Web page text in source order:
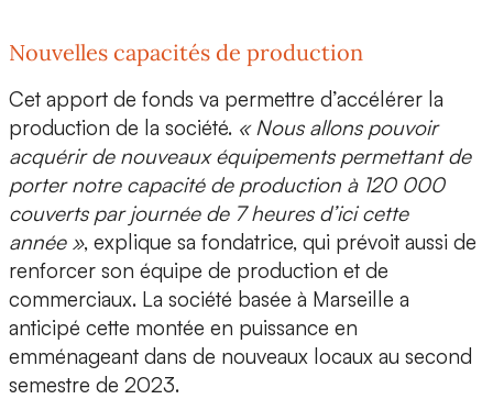
Nouvelles capacités de production
Cet apport de fonds va permettre d’accélérer la
production de la société. « Nous allons pouvoir
acquérir de nouveaux équipements permettant de
porter notre capacité de production à 120 000
couverts par journée de 7 heures d’ici cette
année », explique sa fondatrice, qui prévoit aussi de
renforcer son équipe de production et de
commerciaux. La société basée à Marseille a
anticipé cette montée en puissance en
emménageant dans de nouveaux locaux au second
semestre de 2023.